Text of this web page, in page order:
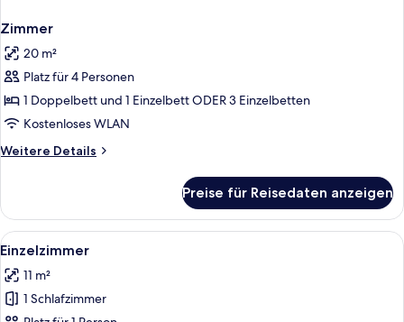
Zimmer
20 m²
Platz für 4 Personen
1 Doppelbett und 1 Einzelbett ODER 3 Einzelbetten
Kostenloses WLAN
Weitere Details
Weitere
Preise für Reisedaten anzeigen
Alle
Fotos
für
Einzelzimmer
Ein ordentlich bezogenes Bett mit
11
Einzelzimmer
11 m²
1 Schlafzimmer